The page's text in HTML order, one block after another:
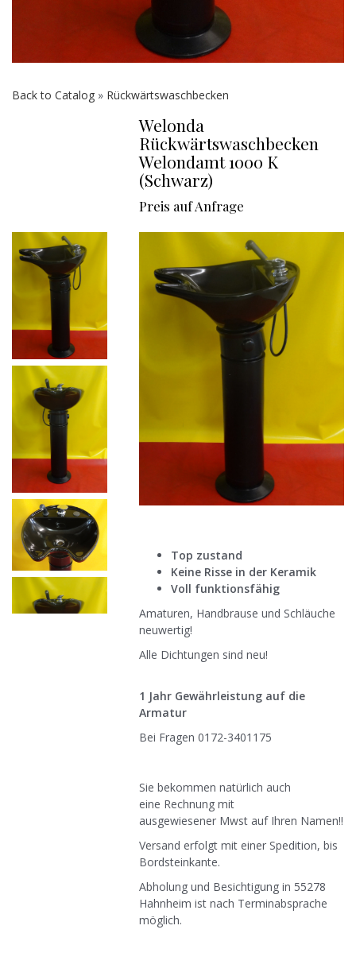
Back to Catalog Rückwärtswaschbecken
Welonda
Rückwärtswaschbecken
Welondamt 1000 K
(Schwarz)
Preis auf Anfrage
Top zustand
Keine Risse in der Keramik
Voll funktionsfähig
Amaturen, Handbrause und Schläuche
neuwertig!
Alle Dichtungen sind neu!
1 Jahr Gewährleistung auf die
Armatur
Bei Fragen 0172-3401175
Sie bekommen natürlich auch
eine Rechnung mit
ausgewiesener Mwst auf Ihren Namen!!
Versand erfolgt mit einer Spedition, bis
Bordsteinkante.
Abholung und Besichtigung in 55278
Hahnheim ist nach Terminabsprache
möglich.